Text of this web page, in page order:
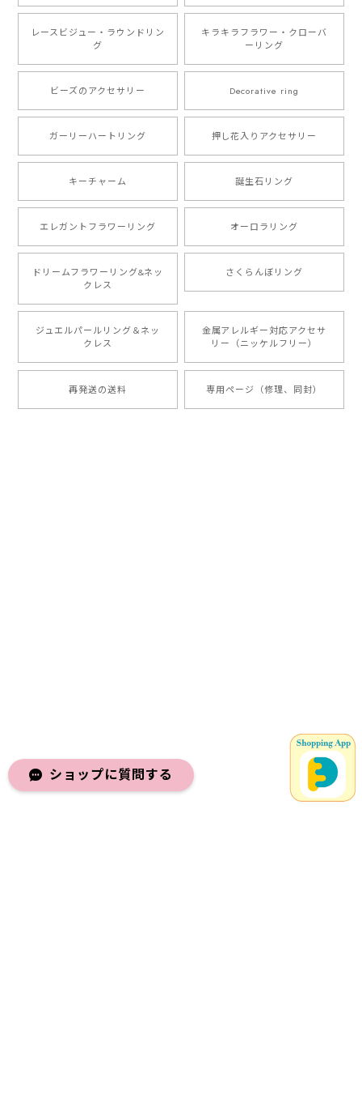
レースビジュー・ラウンドリン
グ
キラキラフラワー・クローバ
ーリング
ビーズのアクセサリー Decorative ring
ガーリーハートリング 押し花入りアクセサリー
キーチャーム 誕生石リング
エレガントフラワーリング オーロラリング
ドリームフラワーリング&ネッ
クレス
さくらんぼリング
ジュエルパールリング＆ネッ
クレス
金属アレルギー対応アクセサ
リー（ニッケルフリー）
再発送の送料 専用ページ（修理、同封）
ショップに質問する